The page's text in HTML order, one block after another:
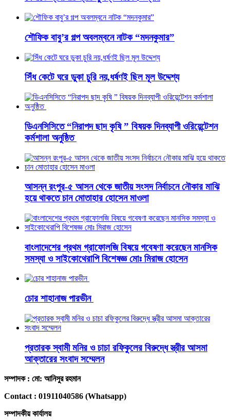
শৌফিক বাবু’র গল্প অবলম্বনে নাটক “মদনকুমার”
সিঁধ কেটে ঘরে ডুকা চুরি নয়,ধর্ষণই ছিল মূল উদ্দেশ্য
ডিএনসিসিতে “নিরাপদ ছাদ কৃষি ” বিষয়ক দিনব্যাপী ওরিয়েন্টেশন
কর্মশালা অনুষ্ঠিত
আসন্ন রংপুর-৫ আসন থেকে জাতীয় সংসদ নির্বাচনে নৌকার মাঝি
হয়ে থাকতে চান মোতাহার হোসেন মাওলা
বাংলাদেশের প্রথম গ্রাফোলজি বিষয়ে গবেষণা করেছেন মানসিক
সমস্যা ও সাইকোথেরাপি বিশেষজ্ঞ মোঃ মিরাজ হোসেন
চোর শাহানাজ পারভীন
প্রতারক স্বামী মনির ও চাচা রফিকুলের বিরুদ্ধে স্ত্রীর আসমা
আক্তারের সংবাদ সম্মেলন
সম্পাদক : মো: আনিসুর রহমান
Contact : 01911040586 (Whatsapp)
সম্পাদকীয় কার্যালয়